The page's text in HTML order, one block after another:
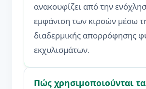
ανακουφίζει από την
εμφάνιση των κιρσών μέσω
διαδερμικής απορρόφησης
εκχυλισμάτων.
Πώς χρησιμοποιούνται τα